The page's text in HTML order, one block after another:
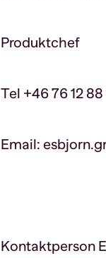
Produktchef
Tel +46 76 12 88
Email:
Kontaktperson